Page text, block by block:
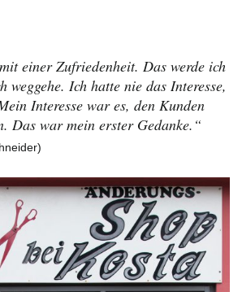
einer Zufriedenheit. Das werde ich
weggehe. Ich hatte nie das Interesse,
Interesse war es, den Kunden
Das war mein erster Gedanke.“